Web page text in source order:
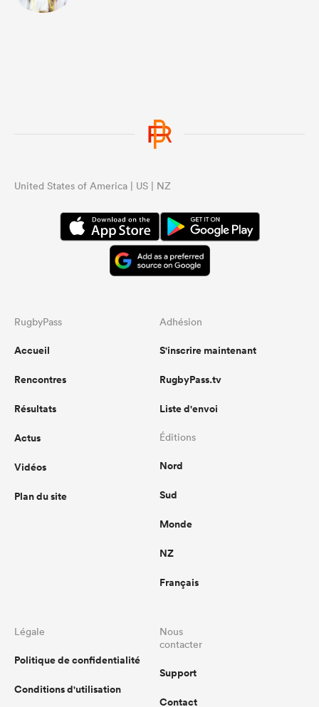
United States of America | US | NZ
RugbyPass
Accueil
Rencontres
Résultats
Actus
Vidéos
Plan du site
Adhésion
S'inscrire maintenant
RugbyPass.tv
Liste d'envoi
Éditions
Nord
Sud
Monde
NZ
Français
Légale
Politique de confidentialité
Conditions d'utilisation
Nous
contacter
Support
Contact